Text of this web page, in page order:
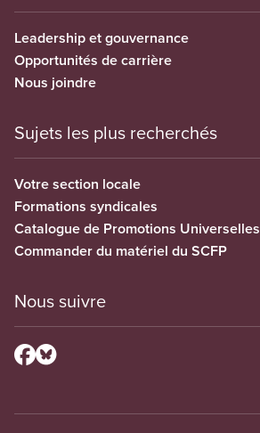
Leadership et gouvernance
Opportunités de carrière
Nous joindre
Sujets les plus recherchés
Votre section locale
Formations syndicales
Catalogue de Promotions Universelles
Commander du matériel du SCFP
Nous suivre